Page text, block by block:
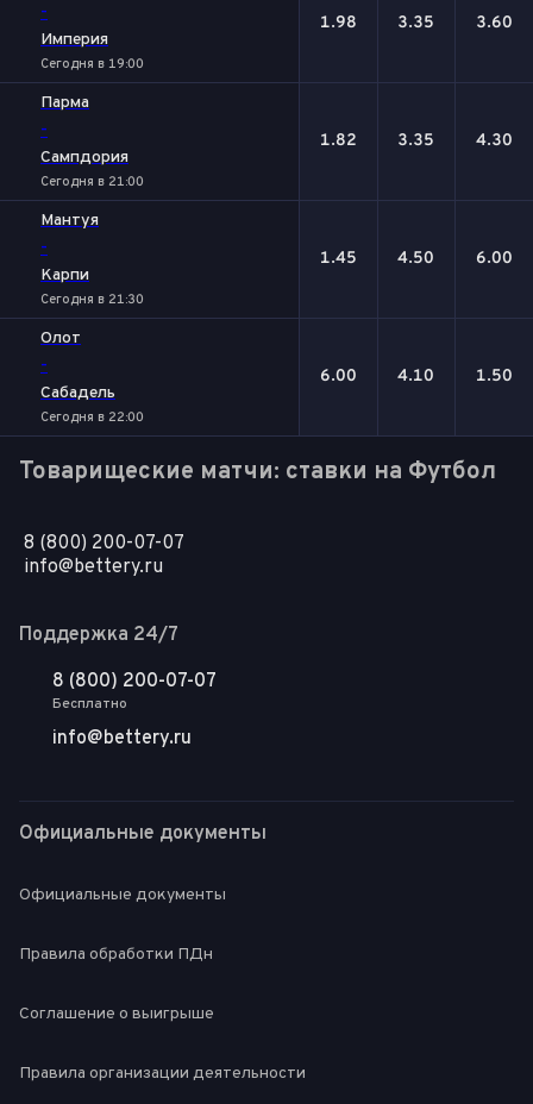
-
Империя
Сегодня в 19:00
1.98 3.35 3.60
Парма
-
Сампдория
Сегодня в 21:00
1.82 3.35 4.30
Мантуя
-
Карпи
Сегодня в 21:30
1.45 4.50 6.00
Олот
-
Сабадель
Сегодня в 22:00
6.00 4.10 1.50
Товарищеские матчи: ставки на Футбол
8 (800) 200-07-07
info@bettery.ru
Поддержка 24/7
8 (800) 200-07-07
Бесплатно
info@bettery.ru
Официальные документы
Официальные документы
Правила обработки ПДн
Соглашение о выигрыше
Правила организации деятельности